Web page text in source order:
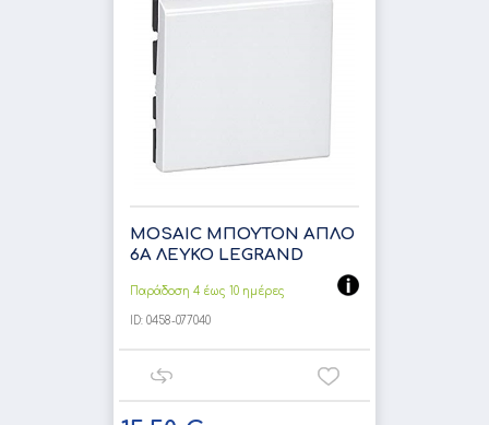
MOSAIC ΜΠΟΥΤΟΝ ΑΠΛΟ
6Α ΛΕΥΚΟ LEGRAND
Παράδοση 4 έως 10 ημέρες
ID: 0458-077040